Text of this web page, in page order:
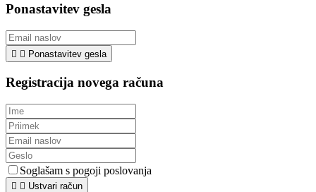
Ponastavitev gesla
  Ponastavitev gesla
Registracija novega računa
Soglašam s pogoji poslovanja
  Ustvari račun